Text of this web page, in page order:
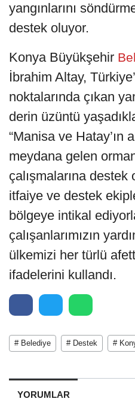
yangınlarını
destek oluyor.
Konya Büyükşehir
İbrahim Altay,
noktalarında çıkan
derin üzüntü
“Manisa ve Hatay’ın
meydana gelen
çalışmalarına destek
itfaiye ve destek
bölgeye intikal
çalışanlarımızın
ülkemizi her türlü
ifadelerini kullandı.
# Belediye # Destek #
YORUMLAR